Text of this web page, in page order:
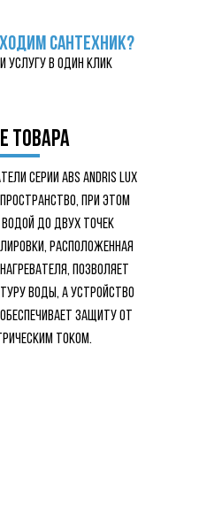
товара
СЕРИИ ABS ANDRIS LUX
ПРИ ЭТОМ
ВОДОЙ ДО ДВУХ ТОЧЕК
РАСПОЛОЖЕННАЯ
ПОЗВОЛЯЕТ
ВОДЫ, А УСТРОЙСТВО
ЗАЩИТУ ОТ
ТОКОМ.
САНТЕХНИК?
услугу в один клик